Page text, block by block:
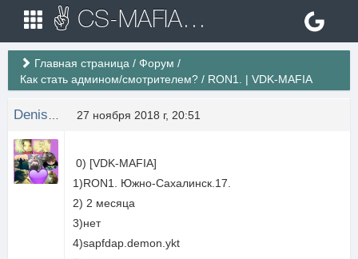
✌ CS-MAFIA.RU ✌ Игровые сервера Counter Strike 1.6
Главная страница / Форум /
Как стать админом/смотрителем? / RON1. | VDK-MAFIA
27 ноября 2018 г, 20:51
0) [VDK-MAFIA]
1)RON1. Южно-Сахалинск.17.
2) 2 месяца
3)нет
4)sapfdap.demon.ykt